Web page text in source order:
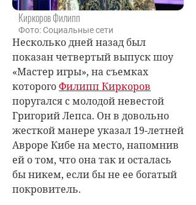
Киркоров Филипп
Фото: Социальные сети
Несколько дней назад был
показан четвертый выпуск шоу
«Мастер игры», на съемках
которогоФилипп Киркоров
поругался с молодой невестой
Григорий Лепса. Он в довольно
жесткой манере указал 19-летней
Авроре Кибе на место, напомнив
ей о том, что она так и осталась
бы никем, если бы не ее богатый
покровитель.